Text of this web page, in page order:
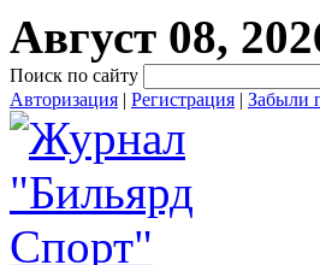
Август 08,
Поиск по сайту
Авторизация | Регистрация | Забыли